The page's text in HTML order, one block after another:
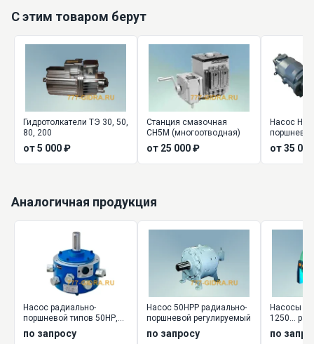
С этим товаром берут
Гидротолкатели ТЭ 30, 50,
80, 200
от 5 000 ₽
Станция смазочная
СН5М (многоотводная)
от 25 000 ₽
Насос
от 35
Аналогичная продукция
Насос радиально-
поршневой типов 50НР,
по запросу
Насос 50НРР радиально-
поршневой регулируемый
по запросу
Насосы
1250...
по